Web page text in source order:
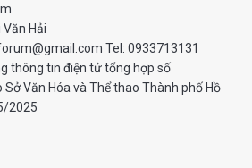
Hải
Tel: ‭0933713131
thông tin điện tử tổng hợp số
Văn Hóa và Thể thao Thành phố Hồ
2025